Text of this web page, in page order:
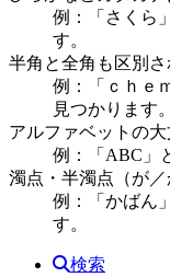
例：「さくら
す。
半角と全角も区別
例：「ｃｈｅ
見つかります。
アルファベットの
例：「ABC」
濁点・半濁点（が
例：「かばん
す。
検索